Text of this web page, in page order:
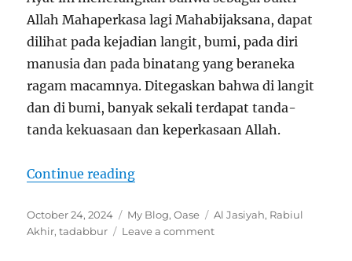
Allah Mahaperkasa lagi Mahabijaksana, dapat
dilihat pada kejadian langit, bumi, pada diri
manusia dan pada binatang yang beraneka
ragam macamnya. Ditegaskan bahwa di langit
dan di bumi, banyak sekali terdapat tanda-
tanda kekuasaan dan keperkasaan Allah.
Continue reading“Tadabbur Al Qur’an Al-Jasiyah
Posted
on
October 24, 2024 Categories
My Blog,Oase Tags
Al Jasiyah, Rabiul
Akhir,tadabbur Leave a commenton